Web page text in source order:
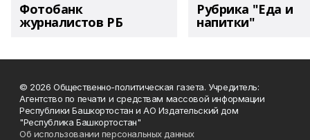
Фотобанк
журналистов РБ
Рубрика "Еда и
напитки"
© 2026 Общественно-политическая газета. Учредитель:
Агентство по печати и средствам массовой информации
Республики Башкортостан и АО Издательский дом
"Республика Башкортостан"
Об использовании персональных данных